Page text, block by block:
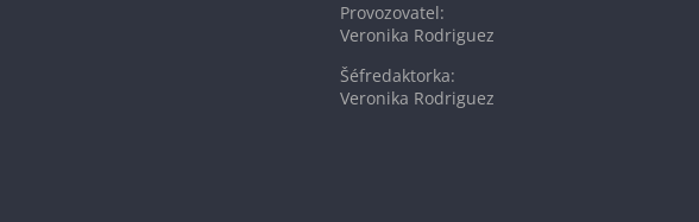
Provozovatel:
Veronika Rodriguez
Šéfredaktorka:
Veronika Rodriguez